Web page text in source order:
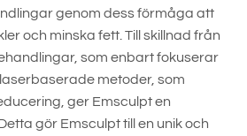
genom dess förmåga att
och minska fett. Till skillnad från
som enbart fokuserar
metoder, som
ger Emsculpt en
gör Emsculpt till en unik och